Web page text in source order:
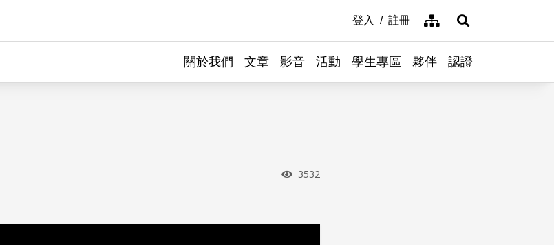
登入 註冊 網站導覽展開搜尋
關於我們 文章 影音 活動 學生專區 夥伴 認證
瀏覽次數
3532